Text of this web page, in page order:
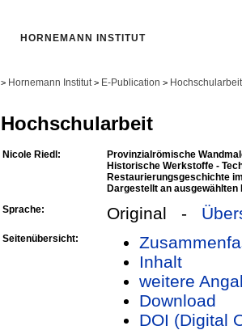
HORNEMANN INSTITUT
> Hornemann Institut > E-Publication >
Hochschularbeit
Nicole Riedl:
Provinzialrömische
Historische Werkstoffe -
Restaurierungsgeschichte
Dargestellt an ausgewählten
Sprache:
Original -
Seitenübersicht:
Inhalt
weitere
Download
DOI (Digital